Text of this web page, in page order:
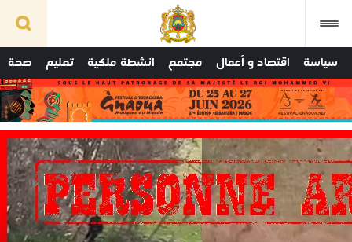
سياسة اقتصاد و أعمال مجتمع انشطة ملكية تعليم صحة